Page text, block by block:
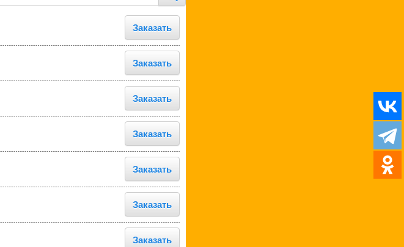
Заказать
Заказать
Заказать
Заказать
Заказать
Заказать
Заказать